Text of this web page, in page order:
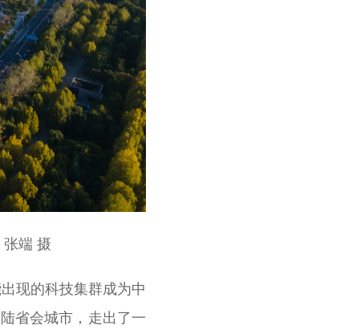
端 摄
现的科技集群成为中
省会城市，走出了一